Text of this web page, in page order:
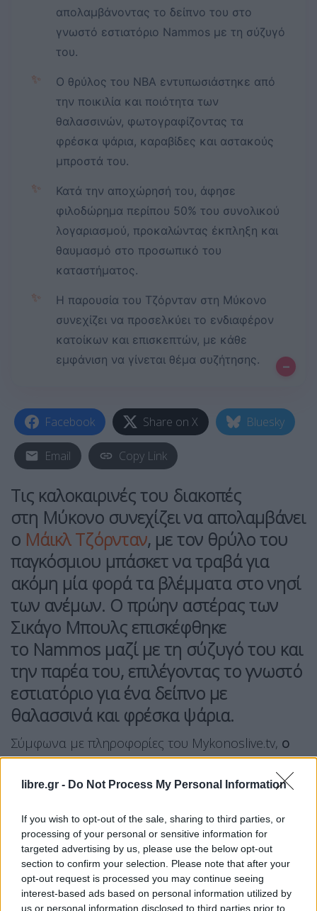
libre.gr - Do Not Process My Personal Information
If you wish to opt-out of the sale, sharing to third parties, or
processing of your personal or sensitive information for
targeted advertising by us, please use the below opt-out
section to confirm your selection. Please note that after your
opt-out request is processed you may continue seeing
interest-based ads based on personal information utilized by
us or personal information disclosed to third parties prior to
απολαμβάνοντας το δείπνο του στο
γνωστό εστιατόριο Nammos με τη σύζυγό
του.
✨
Ο θρύλος του NBA εντυπωσιάστηκε από
την ποικιλία και ποιότητα των
θαλασσινών, φωτογραφίζοντας τα
φρέσκα ψάρια, καραβίδες και αστακούς
μπροστά του.
✨
Κατά την αποχώρησή του, άφησε
φιλοδώρημα περίπου 50% του συνολικού
λογαριασμού, προκαλώντας έκπληξη και
θαυμασμό στο προσωπικό του
καταστήματος.
✨
Η παρουσία του Τζόρνταν στη Μύκονο
συνεχίζει να προσελκύει το ενδιαφέρον
κατοίκων και επισκεπτών, με κάθε
εμφάνιση να γίνεται θέμα συζήτησης.
–
Facebook Share on X Bluesky
Email Copy Link
Τις καλοκαιρινές του διακοπές
στη Μύκονο συνεχίζει να απολαμβάνει
ο Μάικλ Τζόρνταν, με τον θρύλο του
παγκόσμιου μπάσκετ να τραβά για
ακόμη μία φορά τα βλέμματα στο νησί
των ανέμων. Ο πρώην αστέρας των
Σικάγο Μπουλς επισκέφθηκε
το Nammos μαζί με τη σύζυγό του και
την παρέα του, επιλέγοντας το γνωστό
εστιατόριο για ένα δείπνο με
θαλασσινά και φρέσκα ψάρια.
Σύμφωνα με πληροφορίες του Mykonoslive.tv, ο
Τζόρνταν έδειχνε ιδιαίτερα ευδιάθετος και
χαλαρός καθ’ όλη τη διάρκεια της βραδιάς,
φιλοξενία.
Ιδιαίτερη εντύπωση φαίνεται πως του προκάλεσε
το καρότσι με τα φρέσκα ψάρια, τις καραβίδες και
τους αστακούς που παρουσιάστηκε μπροστά στο